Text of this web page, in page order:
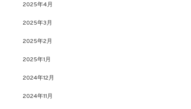
2025年4月
2025年3月
2025年2月
2025年1月
2024年12月
2024年11月